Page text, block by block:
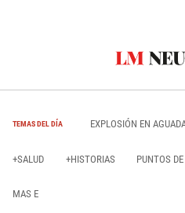
TEMAS DEL DÍA EXPLOSIÓN EN
+SALUD +HISTORIAS PUNTOS
MAS E